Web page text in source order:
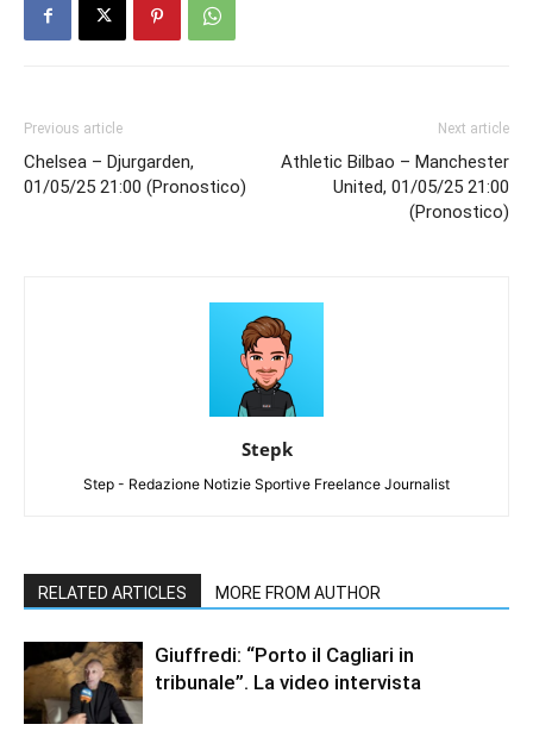
Previous article
Chelsea – Djurgarden,
01/05/25 21:00 (Pronostico)
Next article
Athletic Bilbao – Manchester
United, 01/05/25 21:00
(Pronostico)
Stepk
Step - Redazione Notizie Sportive Freelance Journalist
RELATED ARTICLES MORE FROM AUTHOR
Giuffredi: “Porto il Cagliari in
tribunale”. La video intervista